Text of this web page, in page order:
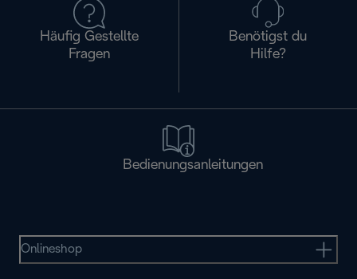
Häufig Gestellte
Fragen
Benötigst du
Hilfe?
Bedienungsanleitungen
Onlineshop